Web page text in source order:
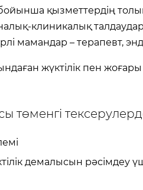
бойынша қызметтердің
клиникалық
мамандар – терапевт,
жүктілік пен жоғары
төменгі
демалысын рәсімдеу